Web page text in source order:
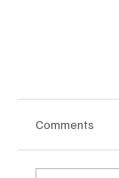
Comments